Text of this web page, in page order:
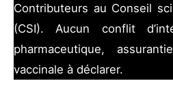
Contributeurs au Conseil
(CSI). Aucun conflit
pharmaceutique,
vaccinale à déclarer.